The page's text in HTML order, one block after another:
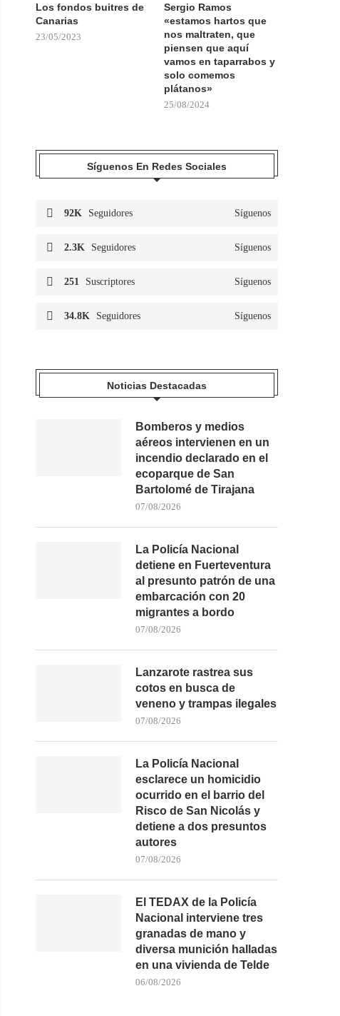
Los fondos buitres de
Canarias
23/05/2023
Sergio Ramos
«estamos hartos que
nos maltraten, que
piensen que aquí
vamos en taparrabos y
solo comemos
plátanos»
25/08/2024
Síguenos En Redes Sociales
92K Seguidores Síguenos
2.3K Seguidores Síguenos
251 Suscriptores Síguenos
34.8K Seguidores Síguenos
Noticias Destacadas
Bomberos y medios
aéreos intervienen en un
incendio declarado en el
ecoparque de San
Bartolomé de Tirajana
07/08/2026
La Policía Nacional
detiene en Fuerteventura
al presunto patrón de una
embarcación con 20
migrantes a bordo
07/08/2026
Lanzarote rastrea sus
cotos en busca de
veneno y trampas ilegales
07/08/2026
La Policía Nacional
esclarece un homicidio
ocurrido en el barrio del
Risco de San Nicolás y
detiene a dos presuntos
autores
07/08/2026
El TEDAX de la Policía
Nacional interviene tres
granadas de mano y
diversa munición halladas
en una vivienda de Telde
06/08/2026